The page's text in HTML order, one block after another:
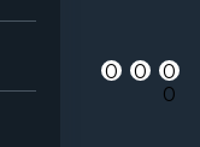
0 0
0
0